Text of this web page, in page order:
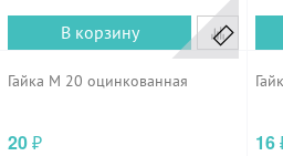
В корзину
Гайка М 20 оцинкованная
20₽ 16